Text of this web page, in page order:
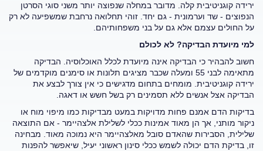
ירידה קוגניטיבית קלה. מדובר במחלה שנפוצה יותר משני סוגי הסרטן
הנפוצים - שד וערמונית - גם יחד. זוהי תחלואה נרחבת שמשפיעה לא רק
על החולים עצמם אלא גם על בני משפחותיהם.
למי מיועדת הבדיקה? לא לכולם
חשוב להבהיר כי הבדיקה אינה מיועדת לכלל האוכלוסיה. הבדיקה
מתאימה לבני 55 ומעלה שכבר מציגים תלונות או סימנים מוקדמים של
ירידה קוגניטיבית. מומחים בתחום מדגישים כי אין צורך לבצע את
הבדיקה אצל אנשים ללא תסמינים רק בשל חשש או דאגה.
בדיקות הדם אמנם פחות מדויקות במעט מבדיקות כמו מיפוי מוח או
ניקור מותני, אך הן מאוד אמינות ככלי לשלילת אלצהיימר - אם התוצאה
שלילית, הסבירות שהאדם סובל מאלצהיימר היא נמוכה מאוד. מבחינה
זו, בדיקת הדם יכולה לשמש ככלי סינון ראשוני יעיל, שיאפשר להפנות